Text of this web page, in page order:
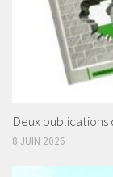
Deux publications
8 JUIN 2026